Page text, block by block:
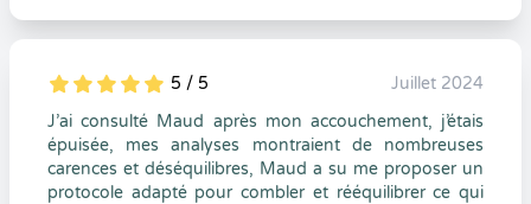
5
1
5
0 5 / 5
Juillet 2024
J’ai consulté Maud après mon accouchement, j’étais
épuisée, mes analyses montraient de nombreuses
carences et déséquilibres, Maud a su me proposer un
protocole adapté pour combler et rééquilibrer ce qui